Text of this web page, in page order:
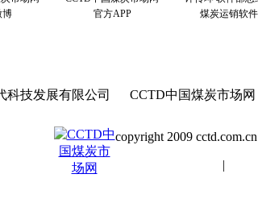
博
官方APP
煤炭运销软件
科技发展有限公司 CCTD中国煤炭市
copyright 2009
|